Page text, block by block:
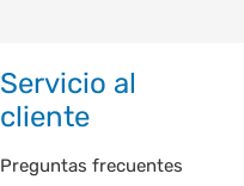
Servicio al
cliente
Preguntas frecuentes